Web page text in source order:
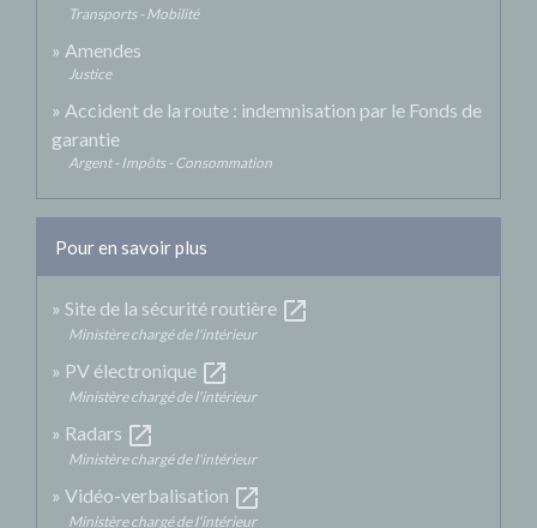
Transports - Mobilité
Amendes
Justice
Accident de la route : indemnisation par le Fonds de
garantie
Argent - Impôts - Consommation
Pour en savoir plus
Site de la sécurité routière open_in_new
Ministère chargé de l'intérieur
PV électronique open_in_new
Ministère chargé de l'intérieur
Radars open_in_new
Ministère chargé de l'intérieur
Vidéo-verbalisation open_in_new
Ministère chargé de l'intérieur